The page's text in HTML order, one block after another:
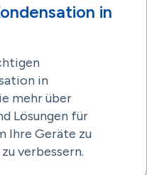
in
in
mehr über
Lösungen für
Ihre Geräte zu
verbessern.